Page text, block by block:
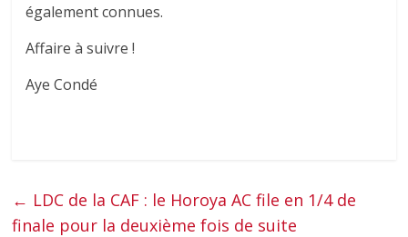
également connues.
Affaire à suivre !
Aye Condé
← LDC de la CAF : le Horoya AC file en 1/4 de
finale pour la deuxième fois de suite